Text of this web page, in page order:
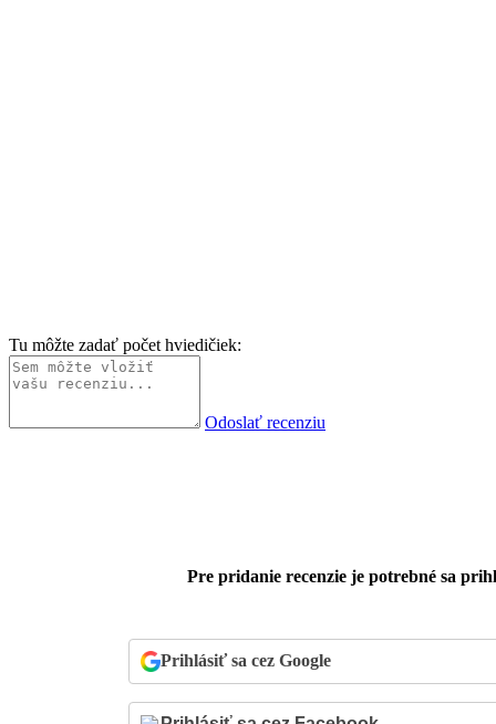
Tu môžte zadať počet hviedičiek:
Odoslať recenziu
Pre pridanie recenzie je potrebné sa
Prihlásiť sa cez Google